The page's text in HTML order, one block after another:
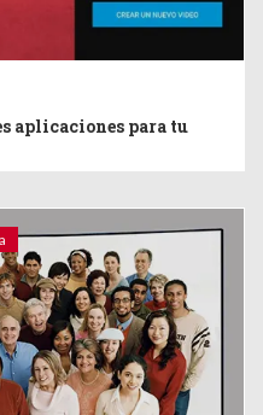
aplicaciones para tu